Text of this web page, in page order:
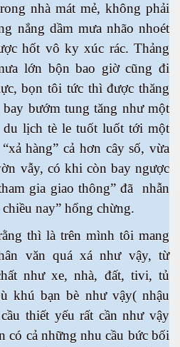
nhà mát mẻ, không phải
nắng dầm mưa nhão nhoét
hốt vô ky xúc rác. Thảng
lớn bộn bao giờ cũng đi
bọn tôi tức thì được thăng
bướm tung tăng như một
du lịch tè le tuốt luốt tới một
hàng” cả hơn cây số, vừa
vẫy, có khi còn bay ngược
gia giao thông” đã nhẫn
nay” hổng chừng.
thì là trên mình tôi mang
văn quá xá như vậy, từ
như xe, nhà, đất, tivi, tủ
khú bạn bè như vậy( nhậu
thiết yếu rất cần như vậy
có cả những nhu cầu bức bối